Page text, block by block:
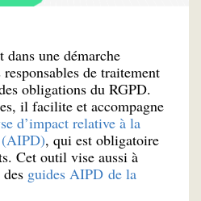
une démarche
de traitement
obligations du RGPD.
il facilite et accompagne
d’impact relative à la
(AIPD), qui est obligatoire
Cet outil vise aussi à
guides AIPD de la